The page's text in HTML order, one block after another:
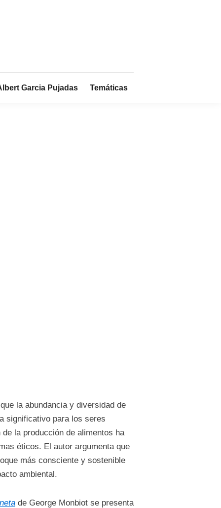
Garcia Pujadas Temáticas
la abundancia y diversidad de
significativo para los seres
la producción de alimentos ha
éticos. El autor argumenta que
más consciente y sostenible
ambiental.
de George Monbiot se presenta